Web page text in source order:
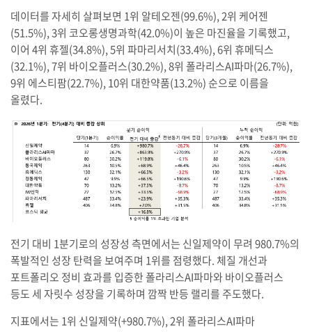
데이터를 자세히 살펴보면 1위 알테오젠(99.6%), 2위 케어젠
(51.5%), 3위 코오롱생명과학(42.0%)이 높은 마진율을 기록했고,
이어 4위 휴젤(34.8%), 5위 파마리서치(33.4%), 6위 휴메딕스
(32.1%), 7위 바이오플러스(30.2%), 8위 폴라리스AI파마(26.7%),
9위 에스티팜(22.7%), 10위 대한약품(13.2%) 순으로 이름을
올렸다.
전기 대비 1분기로의 성장성 측면에서는 신일제약이 무려 980.7%의
폭발적인 성장 탄력을 보여주며 1위를 점령했다. 체질 개선과
포트폴리오 정비 효과를 입증한 폴라리스AI파마와 바이오플러스
등도 세 자릿수 성장을 기록하며 깜짝 반등 랠리를 주도했다.
지표에서는 1위 신일제약(+980.7%), 2위 폴라리스AI파마